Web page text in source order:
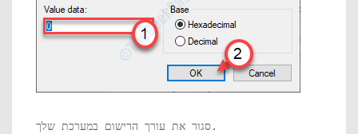
סגור את עורך הרישום במערכת שלך.